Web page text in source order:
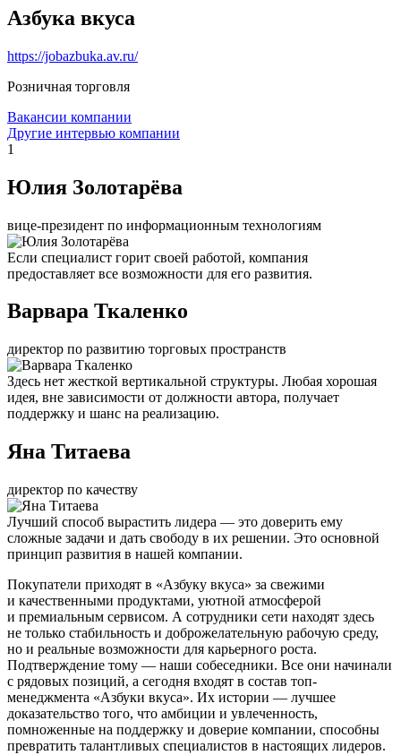
Азбука вкуса
https://jobazbuka.av.ru/
Розничная торговля
Вакансии компании
Другие интервью компании
1
Юлия Золотарёва
вице-президент по информационным технологиям
Если специалист горит своей работой, компания
предоставляет все возможности для его развития.
Варвара Ткаленко
директор по развитию торговых пространств
Здесь нет жесткой вертикальной структуры. Любая хорошая
идея, вне зависимости от должности автора, получает
поддержку и шанс на реализацию.
Яна Титаева
директор по качеству
Лучший способ вырастить лидера — это доверить ему
сложные задачи и дать свободу в их решении. Это основной
принцип развития в нашей компании.
Покупатели приходят в «Азбуку вкуса» за свежими
и качественными продуктами, уютной атмосферой
и премиальным сервисом. А сотрудники сети находят здесь
не только стабильность и доброжелательную рабочую среду,
но и реальные возможности для карьерного роста.
Подтверждение тому — наши собеседники. Все они начинали
с рядовых позиций, а сегодня входят в состав топ-
менеджмента «Азбуки вкуса». Их истории — лучшее
доказательство того, что амбиции и увлеченность,
помноженные на поддержку и доверие компании, способны
превратить талантливых специалистов в настоящих лидеров.